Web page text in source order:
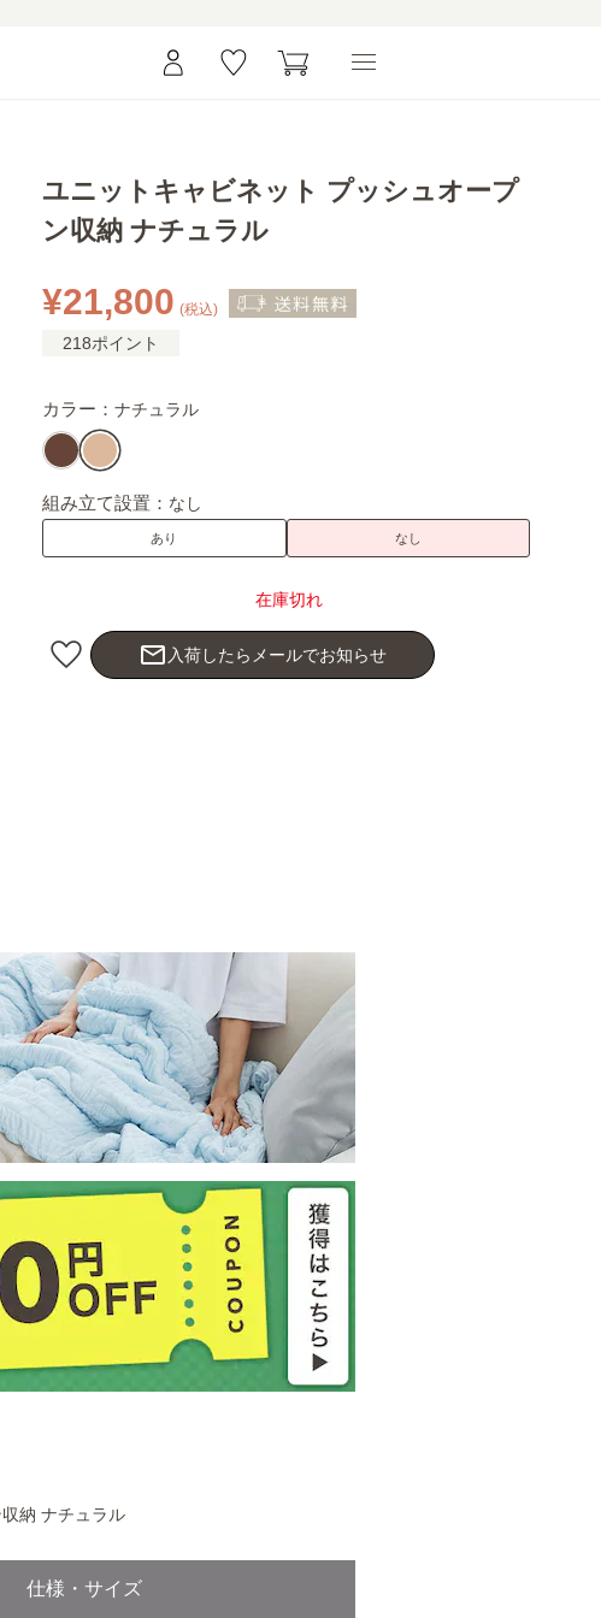
ユニットキャビネット プッシュオープ
ン収納 ナチュラル
¥21,800 (税込)
218ポイント
カラー： ナチュラル
組み立て設置： なし
あり なし
在庫切れ
mail_outline 入荷したらメールでお知らせ
納 ナチュラル
仕様・サイズ